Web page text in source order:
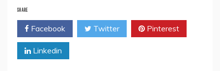
SHARE
Facebook Twitter Pinterest
Linkedin